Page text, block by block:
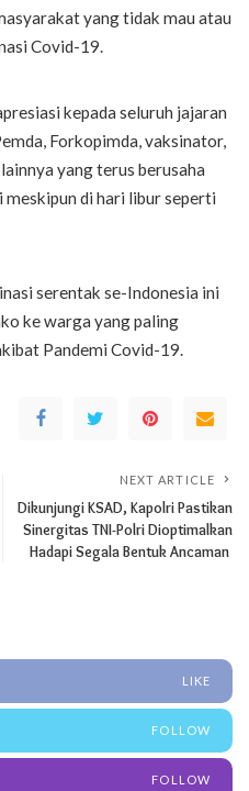
yang tidak mau atau
Covid-19.
kepada seluruh jajaran
Forkopimda, vaksinator,
yang terus berusaha
di hari libur seperti
serentak se-Indonesia ini
ke warga yang paling
Pandemi Covid-19.
NEXT ARTICLE
Dikunjungi KSAD, Kapolri Pastikan
Sinergitas TNI-Polri Dioptimalkan
Hadapi Segala Bentuk Ancaman
LIKE
FOLLOW
FOLLOW